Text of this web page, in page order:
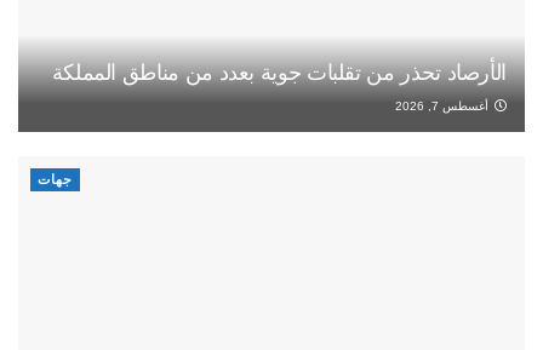
الأرصاد تحذر من تقلبات جوية بعدد من مناطق المملكة
أغسطس 7, 2026
جهات